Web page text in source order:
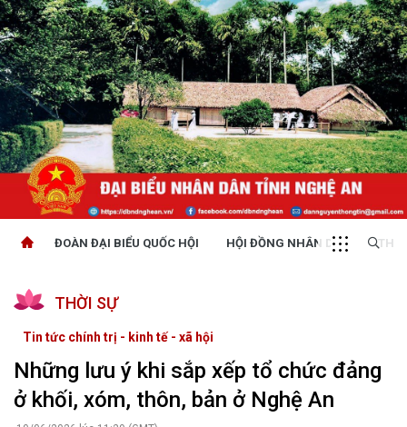
ĐOÀN ĐẠI BIỂU QUỐC HỘI HỘI ĐỒNG NHÂN DÂN
THỜI SỰ
Tin tức chính trị - kinh tế - xã hội
Những lưu ý khi sắp xếp tổ chức đảng
ở khối, xóm, thôn, bản ở Nghệ An